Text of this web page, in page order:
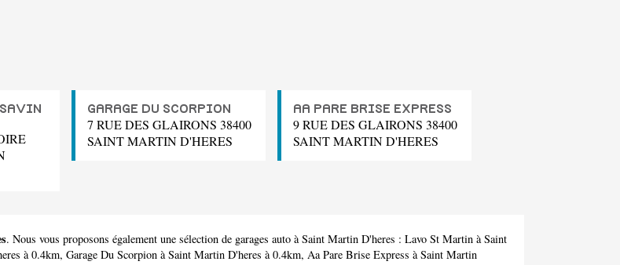
GARAGE DU SCORPION
7 RUE DES GLAIRONS 38400
SAINT MARTIN D'HERES
AA PARE BRISE EXPRESS
9 RUE DES GLAIRONS 38400
SAINT MARTIN D'HERES
. Nous vous proposons également une sélection de garages auto à Saint Martin D'heres : Lavo St Martin à Saint
à 0.4km, Garage Du Scorpion à Saint Martin D'heres à 0.4km, Aa Pare Brise Express à Saint Martin